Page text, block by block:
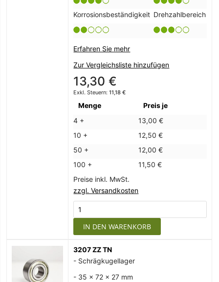
Korrosionsbeständigkeit Drehzahlbereich
Erfahren Sie mehr
Zur Vergleichsliste hinzufügen
13,30 €
11,18 €
Menge
Preis je
4 +
13,00 €
10 +
12,50 €
50 +
12,00 €
100 +
11,50 €
Preise inkl. MwSt.
zzgl. Versandkosten
IN DEN WARENKORB
3207 ZZ TN
- Schrägkugellager
- 35 x 72 x 27 mm